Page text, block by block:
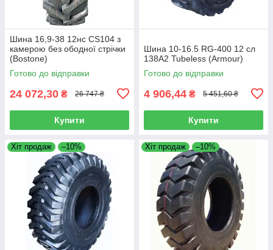
Шина 16,9-38 12нс CS104 з
камерою без ободної стрічки
(Bostone)
Готово до відправки
24 072,30 ₴ 26 747 ₴
Купити
Шина 10-16.5 RG-400 12 сл
138A2 Tubeless (Armour)
Готово до відправки
4 906,44 ₴ 5 451,60 ₴
Купити
Хіт продаж –10% Хіт продаж –10%